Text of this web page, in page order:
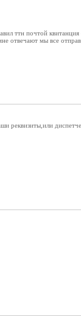
ттн почтой
отвечают мы все
реквизиты,или